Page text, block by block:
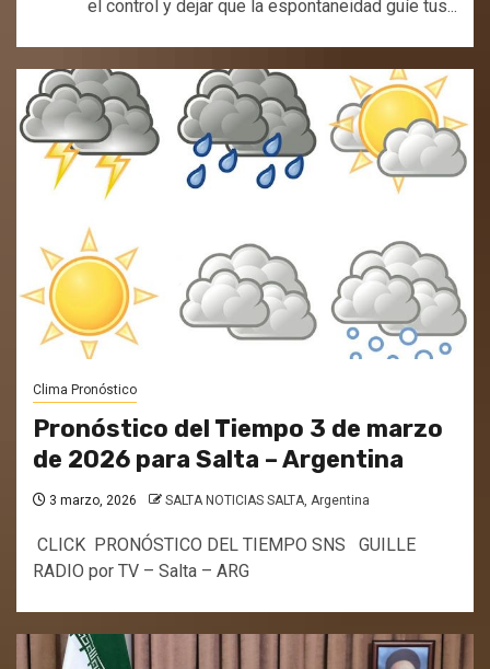
el control y dejar que la espontaneidad guíe tus...
Clima Pronóstico
Pronóstico del Tiempo 3 de marzo
de 2026 para Salta – Argentina
3 marzo, 2026 SALTA NOTICIAS SALTA, Argentina
CLICK PRONÓSTICO DEL TIEMPO SNS GUILLE
RADIO por TV – Salta – ARG